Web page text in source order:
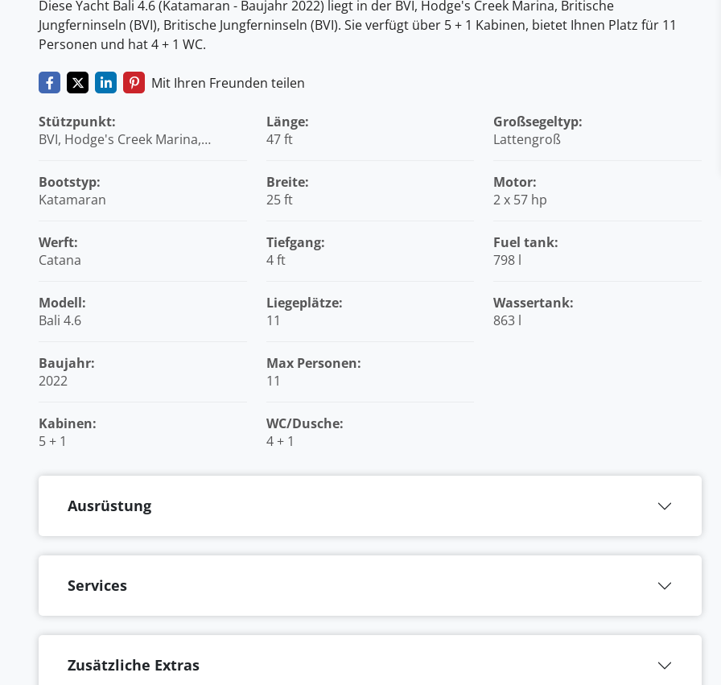
Diese Yacht Bali 4.6 (Katamaran - Baujahr 2022) liegt in der BVI, Hodge's Creek Marina, Britische
Jungferninseln (BVI), Britische Jungferninseln (BVI). Sie verfügt über 5 + 1 Kabinen, bietet Ihnen Platz für 11
Personen und hat 4 + 1 WC.
Mit Ihren Freunden teilen
Stützpunkt:
BVI, Hodge's Creek Marina,
Bootstyp:
Katamaran
Werft:
Catana
Modell:
Bali 4.6
Baujahr:
2022
Kabinen:
5 + 1
Länge:
47 ft
Breite:
25 ft
Tiefgang:
4 ft
Liegeplätze:
11
Max Personen:
11
WC/Dusche:
4 + 1
Großsegeltyp:
Lattengroß
Motor:
2 x 57 hp
Fuel tank:
798 l
Wassertank:
863 l
Ausrüstung
Services
Zusätzliche Extras